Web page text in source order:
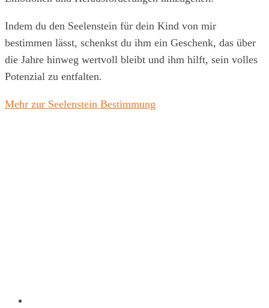
Indem du den Seelenstein für dein Kind von mir
bestimmen lässt, schenkst du ihm ein Geschenk, das über
die Jahre hinweg wertvoll bleibt und ihm hilft, sein volles
Potenzial zu entfalten.
Mehr zur Seelenstein Bestimmung